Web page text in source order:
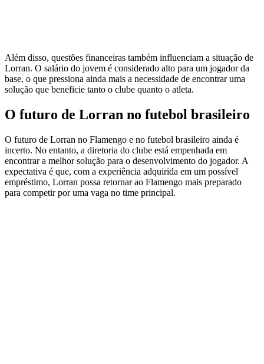
Além disso, questões financeiras também influenciam a situação de
Lorran. O salário do jovem é considerado alto para um jogador da
base, o que pressiona ainda mais a necessidade de encontrar uma
solução que beneficie tanto o clube quanto o atleta.
O futuro de Lorran no futebol brasileiro
O futuro de Lorran no Flamengo e no futebol brasileiro ainda é
incerto. No entanto, a diretoria do clube está empenhada em
encontrar a melhor solução para o desenvolvimento do jogador. A
expectativa é que, com a experiência adquirida em um possível
empréstimo, Lorran possa retornar ao Flamengo mais preparado
para competir por uma vaga no time principal.